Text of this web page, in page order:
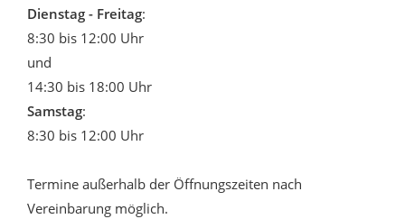
Dienstag - Freitag:
8:30 bis 12:00 Uhr
und
14:30 bis 18:00 Uhr
Samstag:
8:30 bis 12:00 Uhr
Termine außerhalb der Öffnungszeiten nach
Vereinbarung möglich.